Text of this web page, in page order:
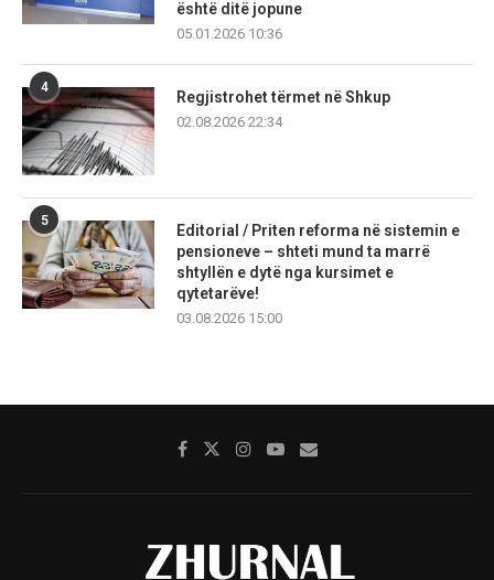
është ditë jopune
05.01.2026 10:36
4
Regjistrohet tërmet në Shkup
02.08.2026 22:34
5
Editorial / Priten reforma në sistemin e
pensioneve – shteti mund ta marrë
shtyllën e dytë nga kursimet e
qytetarëve!
03.08.2026 15:00